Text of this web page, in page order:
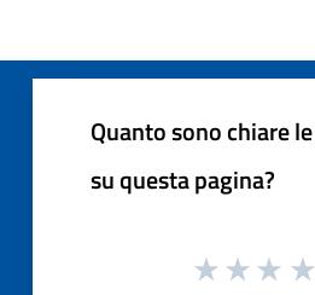
Quanto sono chiare
su questa pagina?